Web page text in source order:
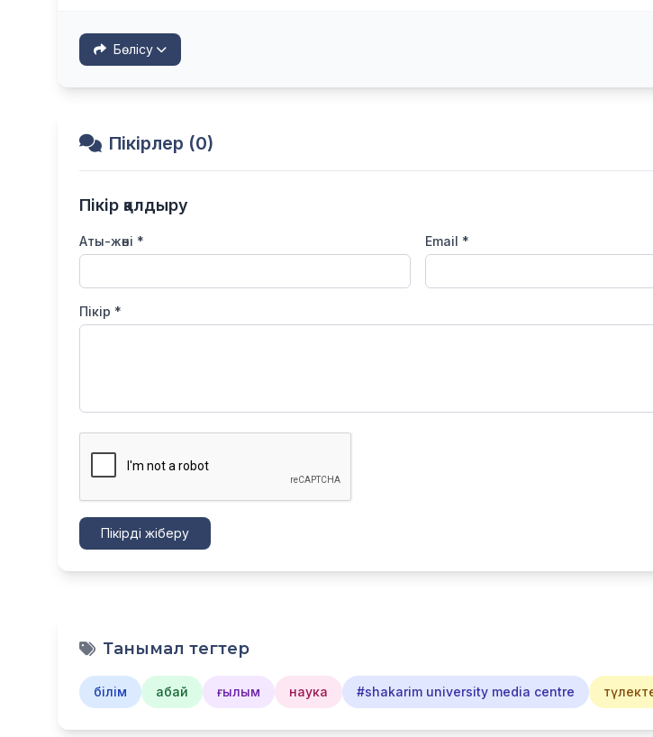
Бөлісу
Пікірлер (0)
Пікір қалдыру
Аты-жөні * Email *
Пікір *
Пікірді жіберу
Танымал тегтер
білім абай ғылым наука #shakarim university media centre